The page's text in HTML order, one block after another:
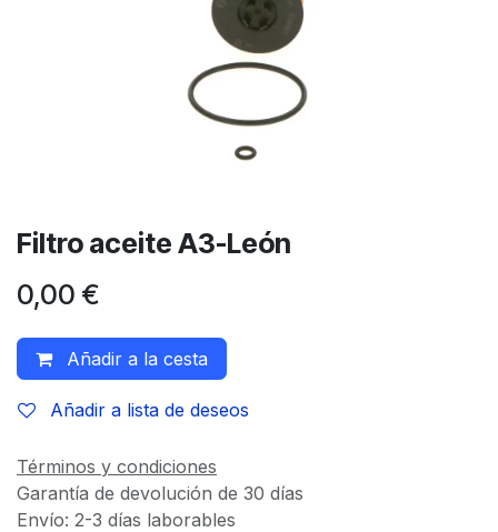
Filtro aceite A3-León
0,00 €
Añadir a la cesta
Añadir a lista de deseos
Términos y condiciones
Garantía de devolución de 30 días
Envío: 2-3 días laborables